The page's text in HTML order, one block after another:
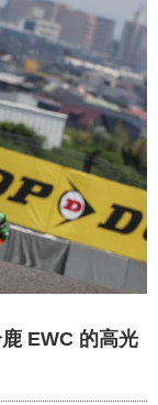
EWC 的高光